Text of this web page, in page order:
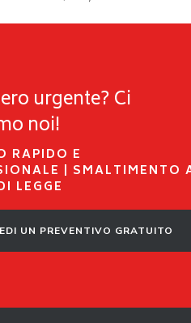
urgente? Ci
noi!
RAPIDO E
| SMALTIMENTO
LEGGE
UN PREVENTIVO GRATUITO